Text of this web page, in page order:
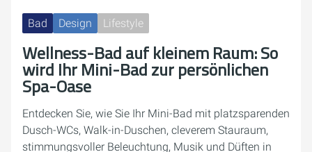
Bad Design Lifestyle
Wellness-Bad auf kleinem Raum: So
wird Ihr Mini-Bad zur persönlichen
Spa-Oase
Entdecken Sie, wie Sie Ihr Mini-Bad mit platzsparenden
Dusch-WCs, Walk-in-Duschen, cleverem Stauraum,
stimmungsvoller Beleuchtung, Musik und Düften in